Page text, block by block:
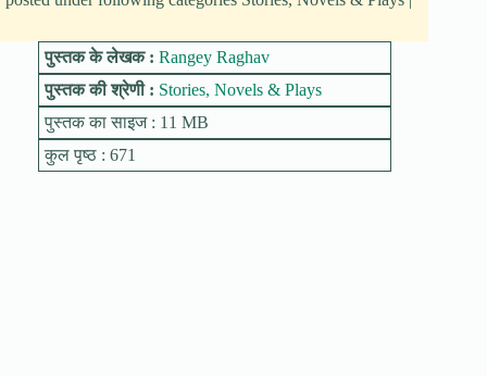
पुस्तक के लेखक : Rangey Raghav
पुस्तक की श्रेणी : Stories, Novels & Plays
पुस्तक का साइज : 11 MB
कुल पृष्ठ : 671